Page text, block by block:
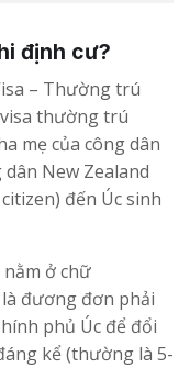
định cư?
– Thường trú
thường trú
mẹ của công dân
New Zealand
đến Úc sinh
nằm ở chữ
đương đơn phải
phủ Úc để đổi
kể (thường là 5-